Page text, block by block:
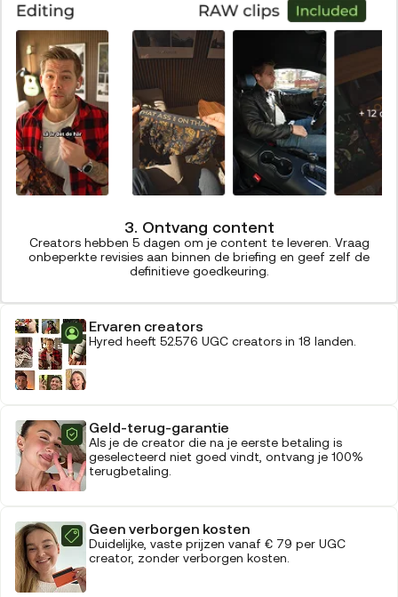
3. Ontvang content
Creators hebben 5 dagen om je content te leveren. Vraag
onbeperkte revisies aan binnen de briefing en geef zelf de
definitieve goedkeuring.
Ervaren creators
Hyred heeft 52.576 UGC creators in 18 landen.
Geld-terug-garantie
Als je de creator die na je eerste betaling is
geselecteerd niet goed vindt, ontvang je 100%
terugbetaling.
Geen verborgen kosten
Duidelijke, vaste prijzen vanaf € 79 per UGC
creator, zonder verborgen kosten.